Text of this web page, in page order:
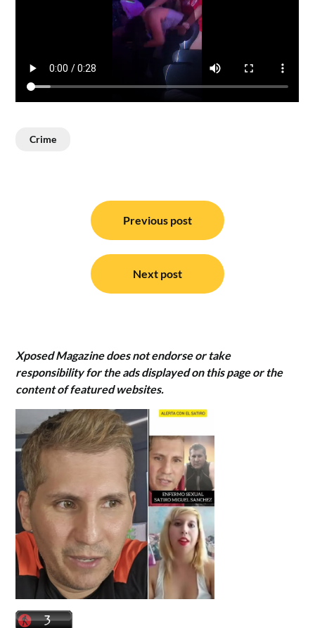
Crime
navigation
Previous post
Next post
Xposed Magazine does not endorse or take
responsibility for the ads displayed on this page or the
content of featured websites.